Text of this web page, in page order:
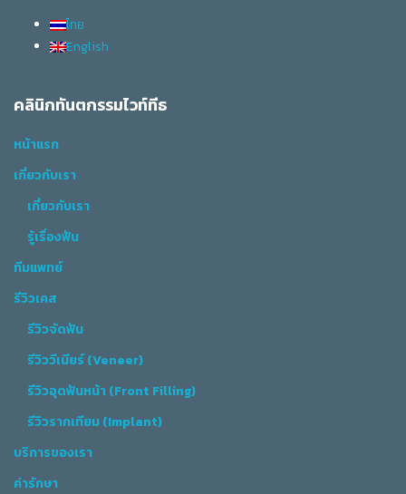
ไทย
English
คลินิกทันตกรรมไวท์ทีธ
หน้าแรก
เกี่ยวกับเรา
เกี่ยวกับเรา
รู้เรื่องฟัน
ทีมแพทย์
รีวิวเคส
รีวิวจัดฟัน
รีวิววีเนียร์ (Veneer)
รีวิวอุดฟันหน้า (Front Filling)
รีวิวรากเทียม (Implant)
บริการของเรา
ค่ารักษา